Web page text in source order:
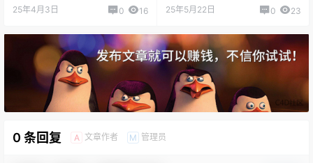
25年4月3日 0 16 25年5月22日 0 23
0 条回复 A 文章作者 M 管理员